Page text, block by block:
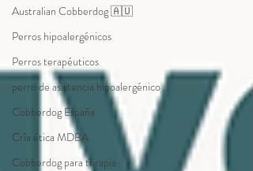
Australian Cobberdog 🇦🇺
Perros hipoalergénicos
Perros terapéuticos
perro de asistencia hipoalergénico
Cobberdog España
Cría ética MDBA
Cobberdog para terapia